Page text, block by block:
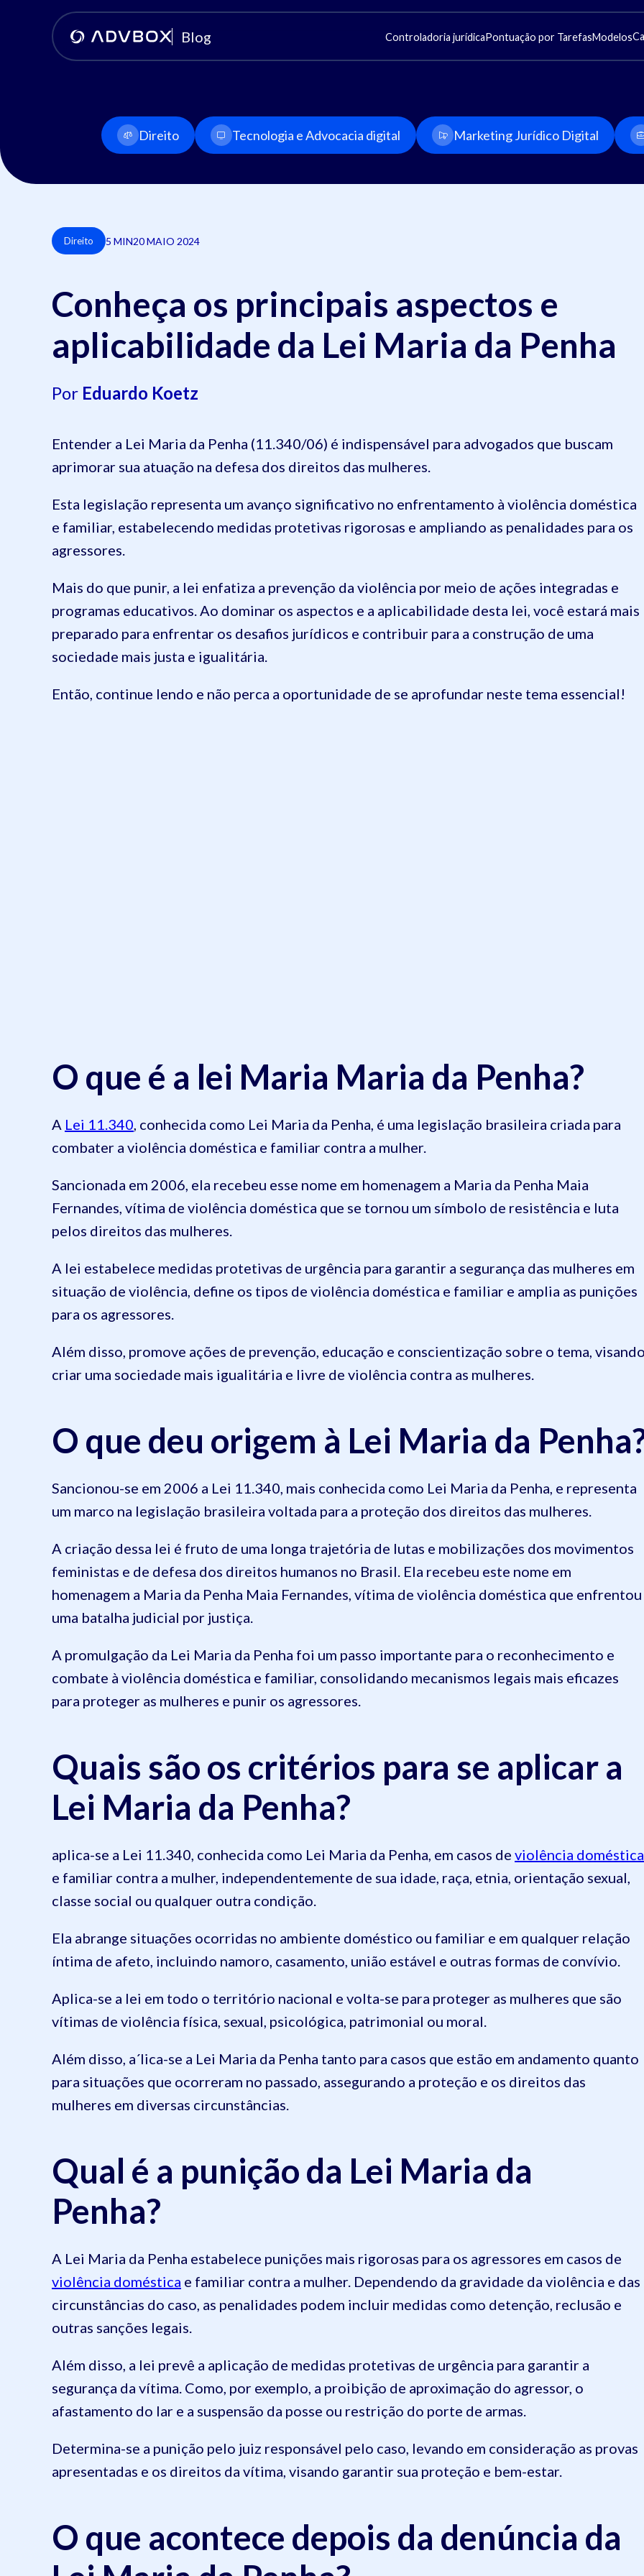
Blog Controladoria jurídicaPontuação por TarefasModelos
Direito Tecnologia e Advocacia digital Marketing Jurídico Digital
Direito 5 MIN20 MAIO 2024
Conheça os principais aspectos e
aplicabilidade da Lei Maria da Penha
Por Eduardo Koetz
Entender a Lei Maria da Penha (11.340/06) é indispensável para advogados que buscam
aprimorar sua atuação na defesa dos direitos das mulheres.
Esta legislação representa um avanço significativo no enfrentamento à violência doméstica
e familiar, estabelecendo medidas protetivas rigorosas e ampliando as penalidades para os
agressores.
Mais do que punir, a lei enfatiza a prevenção da violência por meio de ações integradas e
programas educativos. Ao dominar os aspectos e a aplicabilidade desta lei, você estará mais
preparado para enfrentar os desafios jurídicos e contribuir para a construção de uma
sociedade mais justa e igualitária.
Então, continue lendo e não perca a oportunidade de se aprofundar neste tema essencial!
O que é a lei Maria Maria da Penha?
A Lei 11.340 , conhecida como Lei Maria da Penha, é uma legislação brasileira criada para
combater a violência doméstica e familiar contra a mulher.
Sancionada em 2006, ela recebeu esse nome em homenagem a Maria da Penha Maia
Fernandes, vítima de violência doméstica que se tornou um símbolo de resistência e luta
pelos direitos das mulheres.
A lei estabelece medidas protetivas de urgência para garantir a segurança das mulheres em
situação de violência, define os tipos de violência doméstica e familiar e amplia as punições
para os agressores.
Além disso, promove ações de prevenção, educação e conscientização sobre o tema,
criar uma sociedade mais igualitária e livre de violência contra as mulheres.
O que deu origem à Lei Maria da
Sancionou-se em 2006 a Lei 11.340, mais conhecida como Lei Maria da Penha, e representa
um marco na legislação brasileira voltada para a proteção dos direitos das mulheres.
A criação dessa lei é fruto de uma longa trajetória de lutas e mobilizações dos movimentos
feministas e de defesa dos direitos humanos no Brasil. Ela recebeu este nome em
homenagem a Maria da Penha Maia Fernandes, vítima de violência doméstica que enfrentou
uma batalha judicial por justiça.
A promulgação da Lei Maria da Penha foi um passo importante para o reconhecimento e
combate à violência doméstica e familiar, consolidando mecanismos legais mais eficazes
para proteger as mulheres e punir os agressores.
Quais são os critérios para se aplicar a
Lei Maria da Penha?
aplica-se a Lei 11.340, conhecida como Lei Maria da Penha, em casos de violência doméstica
e familiar contra a mulher, independentemente de sua idade, raça, etnia, orientação sexual,
classe social ou qualquer outra condição.
Ela abrange situações ocorridas no ambiente doméstico ou familiar e em qualquer relação
íntima de afeto, incluindo namoro, casamento, união estável e outras formas de convívio.
Aplica-se a lei em todo o território nacional e volta-se para proteger as mulheres que são
vítimas de violência física, sexual, psicológica, patrimonial ou moral.
Além disso, a´lica-se a Lei Maria da Penha tanto para casos que estão em andamento quanto
para situações que ocorreram no passado, assegurando a proteção e os direitos das
mulheres em diversas circunstâncias.
Qual é a punição da Lei Maria da
Penha?
A Lei Maria da Penha estabelece punições mais rigorosas para os agressores em casos de
violência doméstica e familiar contra a mulher. Dependendo da gravidade da violência e das
circunstâncias do caso, as penalidades podem incluir medidas como detenção, reclusão e
outras sanções legais.
Além disso, a lei prevê a aplicação de medidas protetivas de urgência para garantir a
segurança da vítima. Como, por exemplo, a proibição de aproximação do agressor, o
afastamento do lar e a suspensão da posse ou restrição do porte de armas.
Determina-se a punição pelo juiz responsável pelo caso, levando em consideração as provas
apresentadas e os direitos da vítima, visando garantir sua proteção e bem-estar.
O que acontece depois da denúncia da